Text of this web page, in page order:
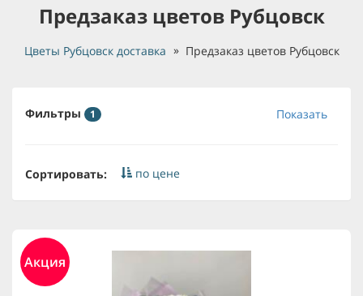
Предзаказ цветов Рубцовск
Цветы Рубцовск доставка Предзаказ цветов Рубцовск
Фильтры 1 Показать
Сортировать: по цене
Акция